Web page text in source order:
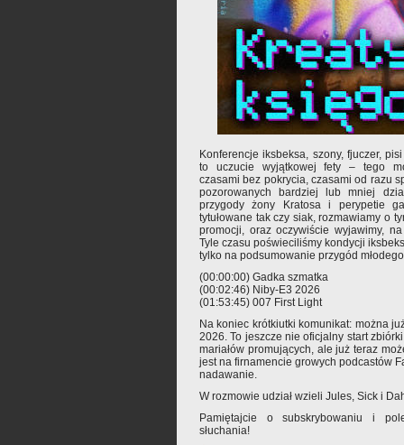
Konferencje iksbeksa, szony, fjuczer,
to uczucie wyjątkowej fety – tego
czasami bez pokrycia, czasami od razu
pozorowanych bardziej lub mniej
przygody żony Kratosa i perypetie
tytułowane tak czy siak, rozmawiamy o
promocji, oraz oczywiście wyjawimy,
Tyle czasu poświeciliśmy kondycji
tylko na podsumowanie przygód
(00:00:00) Gadka szmatka
(00:02:46) Niby-E3 2026
(01:53:45) 007 First Light
Na koniec krótkiutki komunikat: można
2026. To jeszcze nie oficjalny start
mariałów promujących, ale już teraz
jest na firnamencie growych podcastów
nadawanie.
W rozmowie udział wzieli Jules, Sick i
Pamiętajcie o subskrybowaniu i
słuchania!